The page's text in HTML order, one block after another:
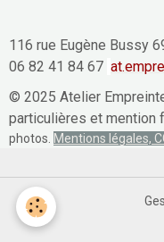
116 rue Eugène Bussy
06 82 41 84 67
© 2025 Atelier
particulières et mention
photos. Mentions légales,